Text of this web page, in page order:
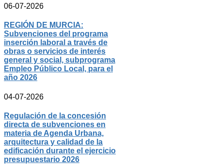
06-07-2026
REGIÓN DE MURCIA:
Subvenciones del programa
inserción laboral a través de
obras o servicios de interés
general y social, subprograma
Empleo Público Local, para el
año 2026
04-07-2026
Regulación de la concesión
directa de subvenciones en
materia de Agenda Urbana,
arquitectura y calidad de la
edificación durante el ejercicio
presupuestario 2026